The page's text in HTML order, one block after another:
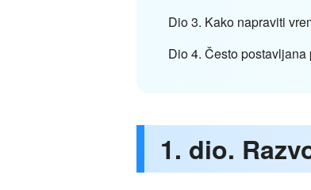
Dio 3. Kako napraviti
Dio 4. Često
1. dio.